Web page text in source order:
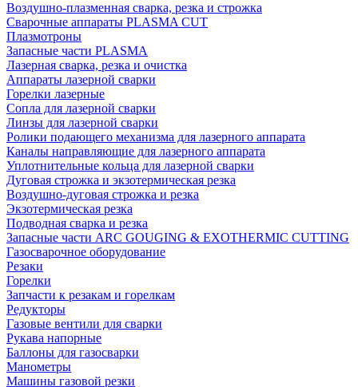
Воздушно-плазменная сварка, резка и строжка
Сварочные аппараты PLASMA CUT
Плазмотроны
Запасные части PLASMA
Лазерная сварка, резка и очистка
Аппараты лазерной сварки
Горелки лазерные
Сопла для лазерной сварки
Линзы для лазерной сварки
Ролики подающего механизма для лазерного аппарата
Каналы направляющие для лазерного аппарата
Уплотнительные кольца для лазерной сварки
Дуговая строжка и экзотермическая резка
Воздушно-дуговая строжка и резка
Экзотермическая резка
Подводная сварка и резка
Запасные части ARC GOUGING & EXOTHERMIC CUTTING
Газосварочное оборудование
Резаки
Горелки
Запчасти к резакам и горелкам
Редукторы
Газовые вентили для сварки
Рукава напорные
Баллоны для газосварки
Манометры
Машины газовой резки